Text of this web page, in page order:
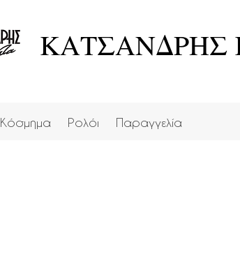
ΚΑΤΣΑΝΔΡΗΣ
Κόσμημα Ρολόι Παραγγελία